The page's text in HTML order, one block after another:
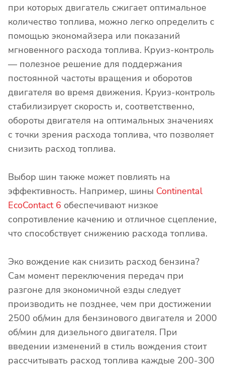
при которых двигатель сжигает оптимальное
количество топлива, можно легко определить с
помощью экономайзера или показаний
мгновенного расхода топлива. Круиз-контроль
— полезное решение для поддержания
постоянной частоты вращения и оборотов
двигателя во время движения. Круиз-контроль
стабилизирует скорость и, соответственно,
обороты двигателя на оптимальных значениях
с точки зрения расхода топлива, что позволяет
снизить расход топлива.
Выбор шин также может повлиять на
эффективность. Например, шины Continental
EcoContact 6 обеспечивают низкое
сопротивление качению и отличное сцепление,
что способствует снижению расхода топлива.
Эко вождение как снизить расход бензина?
Сам момент переключения передач при
разгоне для экономичной езды следует
производить не позднее, чем при достижении
2500 об/мин для бензинового двигателя и 2000
об/мин для дизельного двигателя. При
введении изменений в стиль вождения стоит
рассчитывать расход топлива каждые 200-300